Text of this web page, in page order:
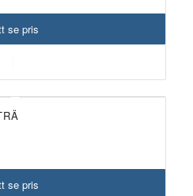
se pris
se pris